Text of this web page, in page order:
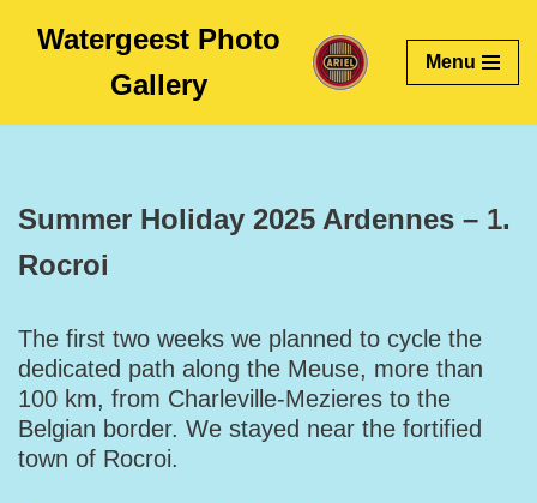
content
Watergeest Photo
Gallery
Menu
Summer Holiday 2025 Ardennes – 1.
Rocroi
The first two weeks we planned to cycle the
dedicated path along the Meuse, more than
100 km, from Charleville-Mezieres to the
Belgian border. We stayed near the fortified
town of Rocroi.